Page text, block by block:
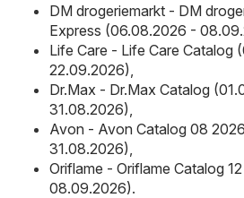
DM drogeriemarkt - DM
Express (06.08.2026 -
Life Care - Life Care Catalog
22.09.2026)
Dr.Max - Dr.Max Catalog
31.08.2026)
Avon - Avon Catalog 08
31.08.2026)
Oriflame - Oriflame Catalog
08.09.2026).